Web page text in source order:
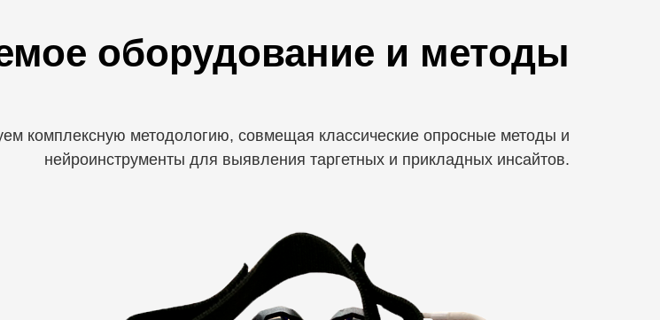
оборудование и методы
комплексную методологию, совмещая классические опросные методы и
нейроинструменты для выявления таргетных и прикладных инсайтов.